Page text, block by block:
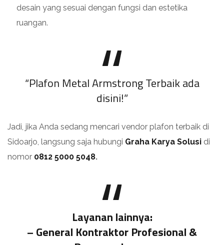
desain yang sesuai dengan fungsi dan estetika
ruangan.
“Plafon Metal Armstrong Terbaik ada
disini!”
Jadi, jika Anda sedang mencari vendor plafon terbaik di
Sidoarjo, langsung saja hubungi Graha Karya Solusi di
nomor 0812 5000 5048.
Layanan lainnya:
– General Kontraktor Profesional &